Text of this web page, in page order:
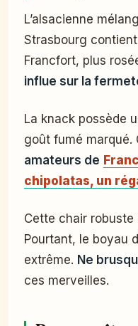
L’alsacienne
Strasbourg
Francfort, plus
influe sur la
La knack possède
goût fumé marqué.
amateurs de
chipolatas, un
Cette chair robuste
Pourtant, le boyau
extrême. Ne
ces merveilles.